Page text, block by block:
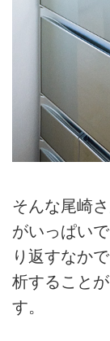
そんな尾崎
がいっぱい
り返すなか
析すること
す。